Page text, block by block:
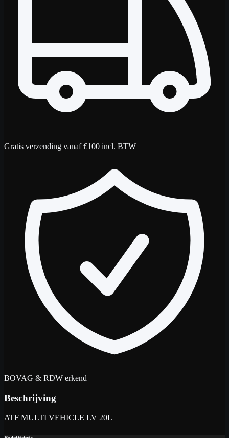
Gratis verzending vanaf €100 incl. BTW
BOVAG & RDW erkend
Beschrijving
ATF MULTI VEHICLE LV 20L